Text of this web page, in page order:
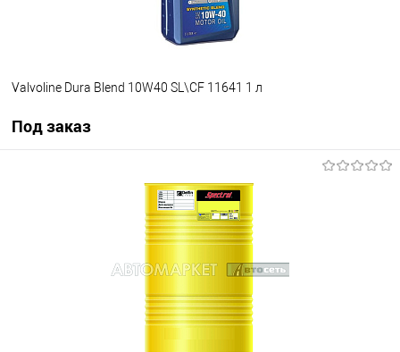
Valvoline Dura Blend 10W40 SL\CF 11641 1 л
Под заказ
Под заказ